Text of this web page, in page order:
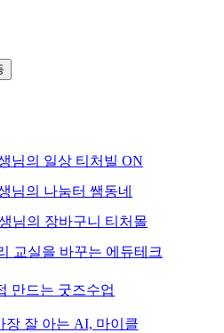
님의 일상 티처빌 ON
님의 나눔터 쌤동네
님의 장바구니 티처몰
교실을 바꾸는 에듀테크
만드는 굿즈수업
장 잘 아는 AI, 마이클